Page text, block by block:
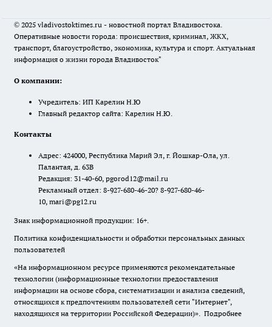
© 2025 vladivostoktimes.ru - новостной портал Владивостока.
Оперативные новости города: происшествия, криминал, ЖКХ,
транспорт, благоустройство, экономика, культура и спорт. Актуальная
информация о жизни города Владивосток"
О компании:
Учредитель: ИП Карелин Н.Ю
Главный редактор сайта: Карелин Н.Ю.
Контакты
Адрес: 424000, Республика Марий Эл, г. Йошкар-Ола, ул.
Палантая, д. 63В
Редакция: 31-40-60, pgorod12@mail.ru
Рекламный отдел: 8-927-680-46-20? 8-927-680-46-
10, mari@pg12.ru
Знак информационной продукции: 16+.
Политика конфиденциальности и обработки персональных данных
пользователей
«На информационном ресурсе применяются рекомендательные
технологии (информационные технологии предоставления
информации на основе сбора, систематизации и анализа сведений,
относящихся к предпочтениям пользователей сети "Интернет",
находящихся на территории Российской Федерации)». Подробнее